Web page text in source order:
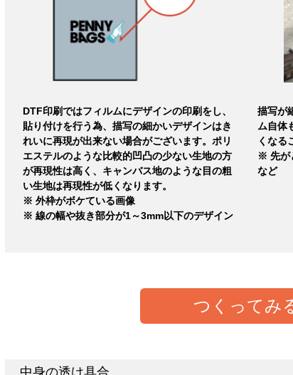
DTF印刷ではフィルムにデザインの印刷をし、
貼り付けを行う為、描写の細かいデザインはき
れいに再現が出来ない場合がございます。ポリ
エステルのような比較的凹凸の少ない生地の方
が再現性は高く、キャンバス地のような目の粗
い生地は再現性が低くなります。
※ 外枠がボケている画像
※ 線の幅や抜き部分が1～3mm以下のデザイン
描写が
ム自体
くなる
※ 先が
など
つくってみ
中身の透け具合